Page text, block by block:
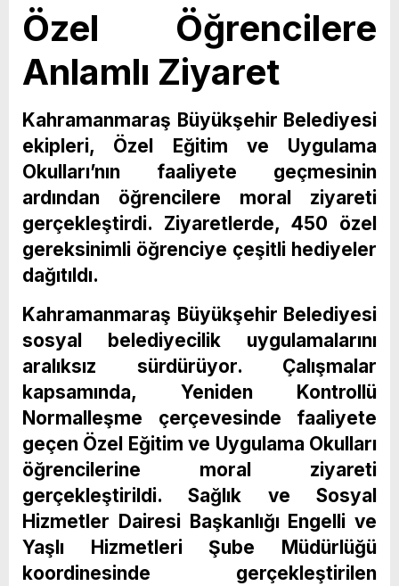
Özel Öğrencilere
Anlamlı Ziyaret
Kahramanmaraş Büyükşehir Belediyesi
ekipleri, Özel Eğitim ve Uygulama
Okulları’nın faaliyete geçmesinin
ardından öğrencilere moral ziyareti
gerçekleştirdi. Ziyaretlerde, 450 özel
gereksinimli öğrenciye çeşitli hediyeler
dağıtıldı.
Kahramanmaraş Büyükşehir Belediyesi
sosyal belediyecilik uygulamalarını
aralıksız sürdürüyor. Çalışmalar
kapsamında, Yeniden Kontrollü
Normalleşme çerçevesinde faaliyete
geçen Özel Eğitim ve Uygulama Okulları
öğrencilerine moral ziyareti
gerçekleştirildi. Sağlık ve Sosyal
Hizmetler Dairesi Başkanlığı Engelli ve
Yaşlı Hizmetleri Şube Müdürlüğü
koordinesinde gerçekleştirilen